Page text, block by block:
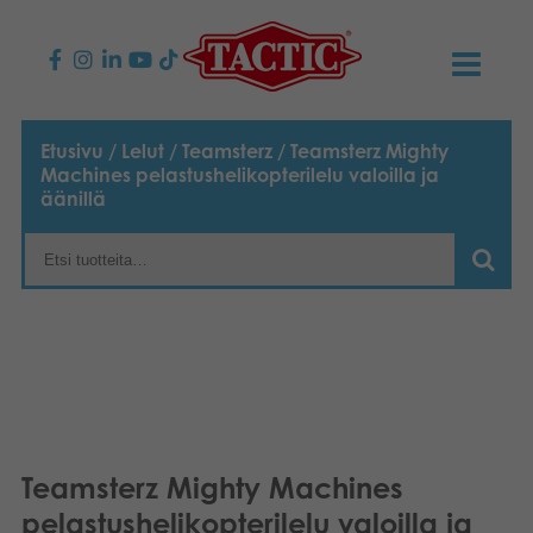
KAUPPA
Lasten pelit
Perhepelit
Lelut
AJANKOHTAISTA
TACTIC
Medialle
OMA TILI
Etusivu / Lelut / Teamsterz / Teamsterz Mighty
Machines pelastushelikopterilelu valoilla ja
äänillä
Teamsterz Mighty Machines
pelastushelikopterilelu valoilla ja